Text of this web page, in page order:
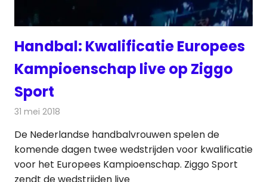
Handbal: Kwalificatie Europees
Kampioenschap live op Ziggo
Sport
31 mei 2018
De Nederlandse handbalvrouwen spelen de
komende dagen twee wedstrijden voor kwalificatie
voor het Europees Kampioenschap. Ziggo Sport